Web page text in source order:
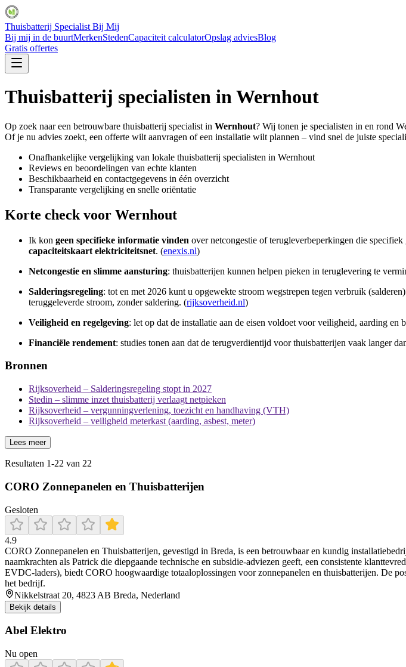
Thuisbatterij Specialist Bij Mij
Bij mij in de buurtMerkenStedenCapaciteit calculatorOpslag adviesBlog
Gratis offertes
Thuisbatterij specialisten inWernhout
Op zoek naar een betrouwbare thuisbatterij specialist in Wernhout? Wij tonen je specialisten in en rond
Of je nu advies zoekt, een offerte wilt aanvragen of een installatie wilt plannen – vind snel de juiste
Onafhankelijke vergelijking van lokale thuisbatterij specialisten in Wernhout
Reviews en beoordelingen van echte klanten
Beschikbaarheid en contactgegevens in één overzicht
Transparante vergelijking en snelle oriëntatie
Korte check voor Wernhout
Ik kon geen specifieke informatie vinden over netcongestie of terugleverbeperkingen die
capaciteitskaart elektriciteitsnet. (enexis.nl)
Netcongestie en slimme aansturing: thuisbatterijen kunnen helpen pieken in teruglevering te
Salderingsregeling: tot en met 2026 kunt u opgewekte stroom wegstrepen tegen verbruik
teruggeleverde stroom, zonder saldering. (rijksoverheid.nl)
Veiligheid en regelgeving: let op dat de installatie aan de eisen voldoet voor veiligheid, aarding
Financiële rendement: studies tonen aan dat de terugverdientijd voor thuisbatterijen vaak langer
Bronnen
Rijksoverheid – Salderingsregeling stopt in 2027
Stedin – slimme inzet thuisbatterij verlaagt netpieken
Rijksoverheid – vergunningverlening, toezicht en handhaving (VTH)
Rijksoverheid – veiligheid meterkast (aarding, asbest, meter)
Lees meer
Resultaten 1-22 van 22
CORO Zonnepanelen en Thuisbatterijen
Gesloten
4.9
CORO Zonnepanelen en Thuisbatterijen, gevestigd in Breda, is een betrouwbaar en kundig
naamkrachten als Patrick die diepgaande technische en subsidie-adviezen geeft, een consistente
EVDC-laders), biedt CORO hoogwaardige totaaloplossingen voor zonnepanelen en thuisbatterijen. De
het bedrijf.
Nikkelstraat 20, 4823 AB Breda, Nederland
Bekijk details
Abel Elektro
Nu open